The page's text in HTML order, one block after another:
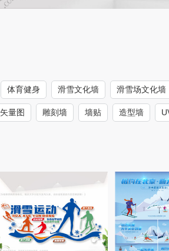
体育健身 滑雪文化墙 滑雪场文化墙
矢量图 雕刻墙 墙贴 造型墙